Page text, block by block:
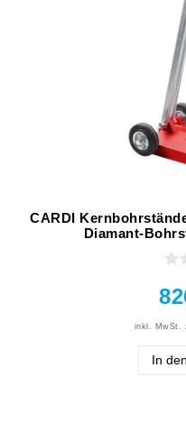
CARDI
Diamant-
inkl. MwSt.
In